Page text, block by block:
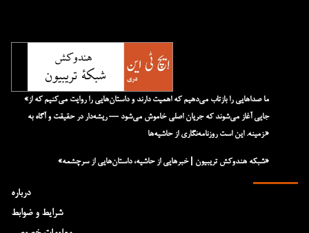
درباره
شرایط و ضوابط
«ما صداهایی را بازتاب می‌دهیم که اهمیت دارند و داستان‌هایی را روایت می‌کنیم که از
جایی آغاز می‌شوند که جریان اصلی خاموش می‌شود — ریشه‌دار در حقیقت و آگاه به
زمینه. این است روزنامه‌نگاری از حاشیه‌ها.»
«شبکه هند‌و‌کش تریبیون | خبرهایی از حاشیه، داستان‌هایی از سرچشمه»